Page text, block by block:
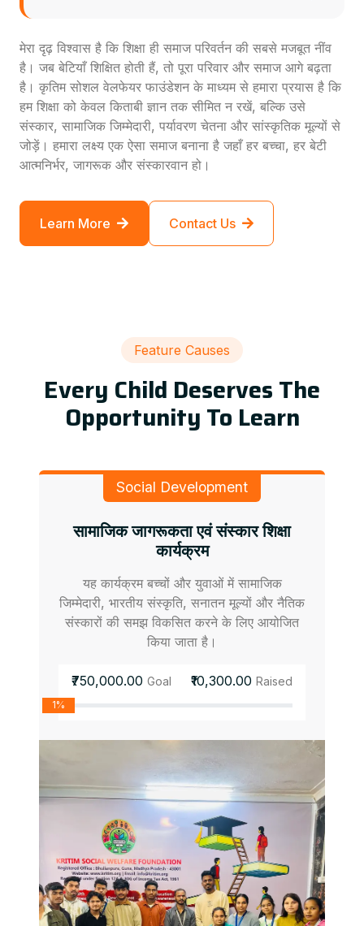
मेरा दृढ़ विश्वास है कि शिक्षा ही समाज परिवर्तन की सबसे मजबूत नींव
है। जब बेटियाँ शिक्षित होती हैं, तो पूरा परिवार और समाज आगे बढ़ता
है। कृतिम सोशल वेलफेयर फाउंडेशन के माध्यम से हमारा प्रयास है कि
हम शिक्षा को केवल किताबी ज्ञान तक सीमित न रखें, बल्कि उसे
संस्कार, सामाजिक जिम्मेदारी, पर्यावरण चेतना और सांस्कृतिक मूल्यों से
जोड़ें। हमारा लक्ष्य एक ऐसा समाज बनाना है जहाँ हर बच्चा, हर बेटी
आत्मनिर्भर, जागरूक और संस्कारवान हो।
Learn More Contact Us
Feature Causes
Every Child Deserves The
Opportunity To Learn
Social Development
सामाजिक जागरूकता एवं संस्कार शिक्षा
कार्यक्रम
यह कार्यक्रम बच्चों और युवाओं में सामाजिक
जिम्मेदारी, भारतीय संस्कृति, सनातन मूल्यों और नैतिक
संस्कारों की समझ विकसित करने के लिए आयोजित
किया जाता है।
₹750,000.00 Goal ₹10,300.00 Raised
1%